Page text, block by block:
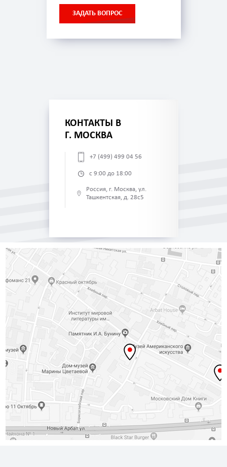
ЗАДАТЬ ВОПРОС
КОНТАКТЫ В
Г. МОСКВА
+7 (499) 499 04 56
с 9:00 до 18:00
Россия, г. Москва, ул.
Ташкентская, д. 28с5